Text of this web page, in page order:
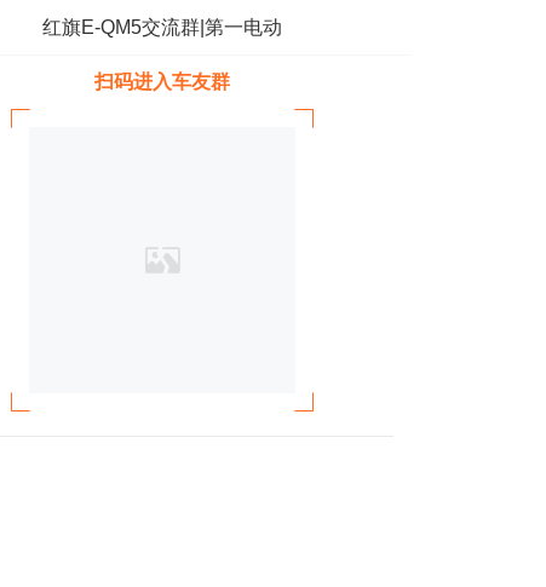
红旗E-QM5交流群|第一电动
扫码进入车友群